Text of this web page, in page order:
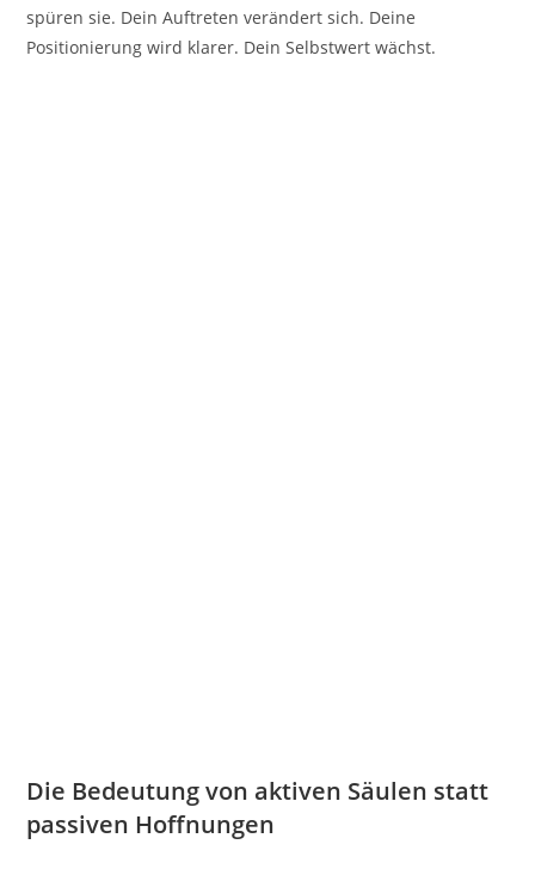
spüren sie. Dein Auftreten verändert sich. Deine
Positionierung wird klarer. Dein Selbstwert wächst.
Die Bedeutung von aktiven Säulen statt
passiven Hoffnungen